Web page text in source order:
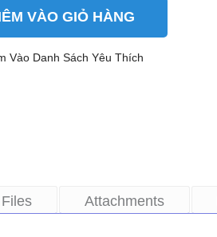
VÀO GIỎ HÀNG
Vào Danh Sách Yêu Thích
Files Attachments